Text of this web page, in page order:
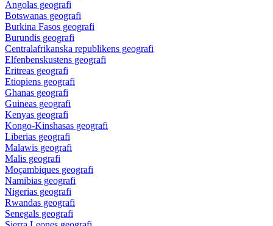
Angolas geografi
Botswanas geografi
Burkina Fasos geografi
Burundis geografi
Centralafrikanska republikens geografi
Elfenbenskustens geografi
Eritreas geografi
Etiopiens geografi
Ghanas geografi
Guineas geografi
Kenyas geografi
Kongo-Kinshasas geografi
Liberias geografi
Malawis geografi
Malis geografi
Moçambiques geografi
Namibias geografi
Nigerias geografi
Rwandas geografi
Senegals geografi